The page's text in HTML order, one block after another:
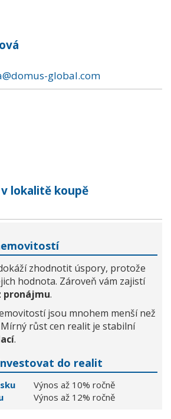
global.com
lokalitě koupě
zhodnotit úspory, protože
hodnota. Zároveň vám zajistí
pronájmu.
jsou mnohem menší než
růst cen realit je stabilní
.
do realit
Výnos až 10% ročně
Výnos až 12% ročně